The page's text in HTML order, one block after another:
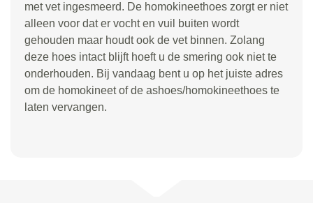
met vet ingesmeerd. De homokineethoes zorgt er niet
alleen voor dat er vocht en vuil buiten wordt
gehouden maar houdt ook de vet binnen. Zolang
deze hoes intact blijft hoeft u de smering ook niet te
onderhouden. Bij vandaag bent u op het juiste adres
om de homokineet of de ashoes/homokineethoes te
laten vervangen.